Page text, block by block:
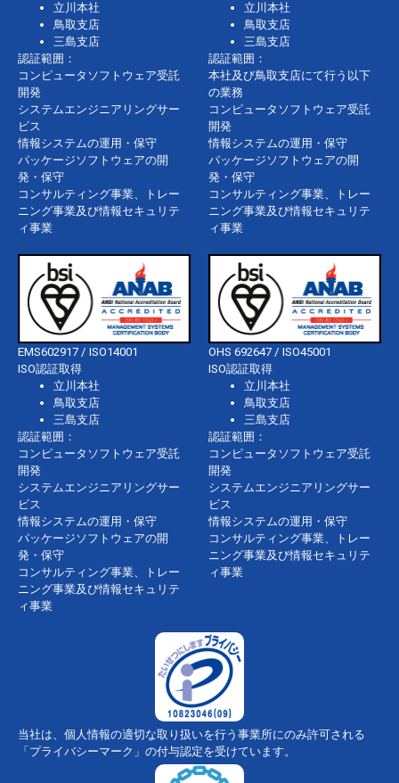
立川本社
鳥取支店
三島支店
認証範囲：
コンピュータソフトウェア受託
開発
システムエンジニアリングサー
ビス
情報システムの運用・保守
パッケージソフトウェアの開
発・保守
コンサルティング事業、トレー
ニング事業及び情報セキュリテ
ィ事業
立川本社
鳥取支店
三島支店
認証範囲：
本社及び鳥取支店にて行う以下
の業務
コンピュータソフトウェア受託
開発
情報システムの運用・保守
パッケージソフトウェアの開
発・保守
コンサルティング事業、トレー
ニング事業及び情報セキュリテ
ィ事業
EMS602917 / ISO14001
ISO認証取得
立川本社
鳥取支店
三島支店
認証範囲：
コンピュータソフトウェア受託
開発
システムエンジニアリングサー
ビス
情報システムの運用・保守
パッケージソフトウェアの開
発・保守
コンサルティング事業、トレー
ニング事業及び情報セキュリテ
ィ事業
OHS 692647 / ISO45001
ISO認証取得
立川本社
鳥取支店
三島支店
認証範囲：
コンピュータソフトウェア受託
開発
システムエンジニアリングサー
ビス
情報システムの運用・保守
コンサルティング事業、トレー
ニング事業及び情報セキュリテ
ィ事業
当社は、個人情報の適切な取り扱いを行う事業所にのみ許可される
「プライバシーマーク」の付与認定を受けています。